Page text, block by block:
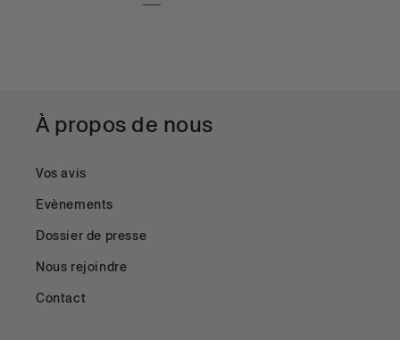
À propos de nous
Vos avis
Evènements
Dossier de presse
Nous rejoindre
Contact